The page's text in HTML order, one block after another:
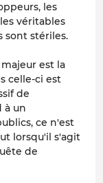
les
véritables
sont stériles.
est la
celle-ci est
de
à un
ce n'est
lorsqu'il s'agit
de